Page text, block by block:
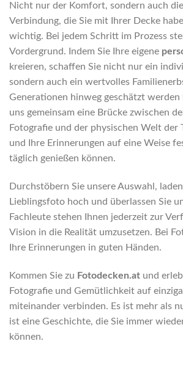
Nicht nur der Komfort, sondern auch
Verbindung, die Sie mit Ihrer Decke
wichtig. Bei jedem Schritt im Prozess
Vordergrund. Indem Sie Ihre eigene
kreieren, schaffen Sie nicht nur ein
sondern auch ein wertvolles
Generationen hinweg geschätzt werden
uns gemeinsam eine Brücke zwischen
Fotografie und der physischen Welt der
und Ihre Erinnerungen auf eine Weise
täglich genießen können.
Durchstöbern Sie unsere Auswahl,
Lieblingsfoto hoch und überlassen Sie
Fachleute stehen Ihnen jederzeit zur
Vision in die Realität umzusetzen. Bei
Ihre Erinnerungen in guten Händen.
Kommen Sie zu Fotodecken.at und
Fotografie und Gemütlichkeit auf
miteinander verbinden. Es ist mehr als
ist eine Geschichte, die Sie immer
können.